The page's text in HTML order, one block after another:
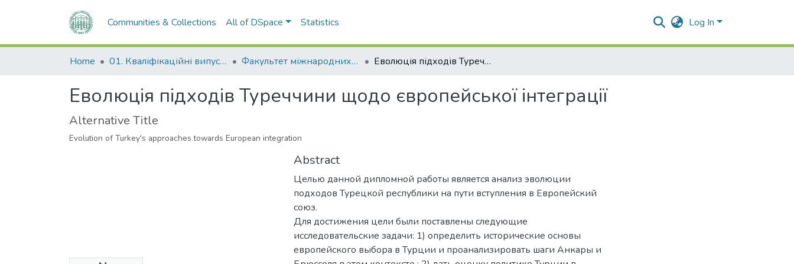
Communities & Collections All of DSpace Statistics Log In
Home 01. Кваліфікаційні випускні роботи здобувачів вищої освіти Факультет міжнародних відносин, політології та соціології Еволюція підходів Туреччини щодо європейської інтеграції
Еволюція підходів Туреччини щодо європейської інтеграції
Alternative Title
Evolution of Turkey's approaches towards European integration
Abstract
Целью данной дипломной работы является анализ эволюции
подходов Турецкой республики на пути вступления в Европейский
союз.
Для достижения цели были поставлены следующие
исследовательские задачи: 1) определить исторические основы
европейского выбора в Турции и проанализировать шаги Анкары и